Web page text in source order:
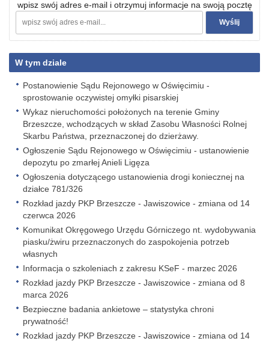
wpisz swój adres e-mail i otrzymuj informacje na swoją pocztę
W tym dziale
Postanowienie Sądu Rejonowego w Oświęcimiu -
sprostowanie oczywistej omyłki pisarskiej
Wykaz nieruchomości położonych na terenie Gminy
Brzeszcze, wchodzących w skład Zasobu Własności Rolnej
Skarbu Państwa, przeznaczonej do dzierżawy.
Ogłoszenie Sądu Rejonowego w Oświęcimiu - ustanowienie
depozytu po zmarłej Anieli Ligęza
Ogłoszenia dotyczącego ustanowienia drogi koniecznej na
działce 781/326
Rozkład jazdy PKP Brzeszcze - Jawiszowice - zmiana od 14
czerwca 2026
Komunikat Okręgowego Urzędu Górniczego nt. wydobywania
piasku/żwiru przeznaczonych do zaspokojenia potrzeb
własnych
Informacja o szkoleniach z zakresu KSeF - marzec 2026
Rozkład jazdy PKP Brzeszcze - Jawiszowice - zmiana od 8
marca 2026
Bezpieczne badania ankietowe – statystyka chroni
prywatność!
Rozkład jazdy PKP Brzeszcze - Jawiszowice - zmiana od 14